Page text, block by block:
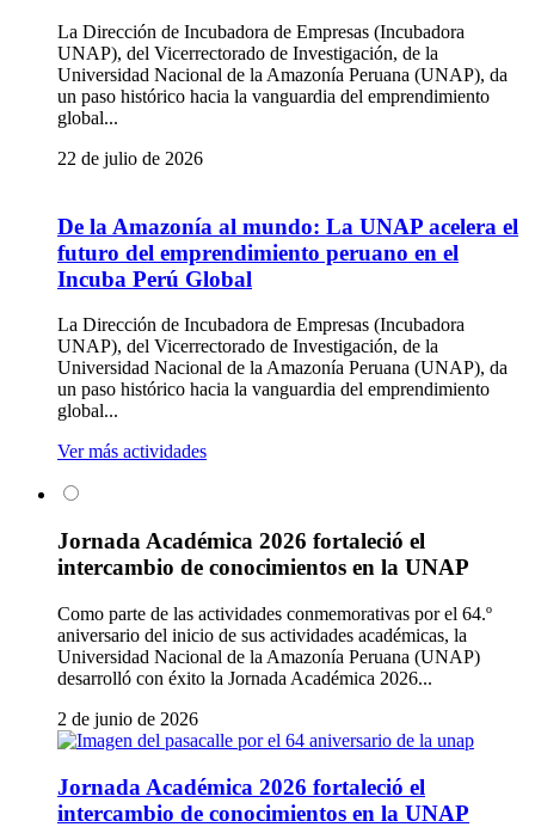
La Dirección de Incubadora de Empresas (Incubadora
UNAP), del Vicerrectorado de Investigación, de la
Universidad Nacional de la Amazonía Peruana (UNAP), da
un paso histórico hacia la vanguardia del emprendimiento
global...
22 de julio de 2026
De la Amazonía al mundo: La UNAP acelera el
futuro del emprendimiento peruano en el
Incuba Perú Global
La Dirección de Incubadora de Empresas (Incubadora
UNAP), del Vicerrectorado de Investigación, de la
Universidad Nacional de la Amazonía Peruana (UNAP), da
un paso histórico hacia la vanguardia del emprendimiento
global...
Ver más actividades
Jornada Académica 2026 fortaleció el
intercambio de conocimientos en la UNAP
Como parte de las actividades conmemorativas por el 64.º
aniversario del inicio de sus actividades académicas, la
Universidad Nacional de la Amazonía Peruana (UNAP)
desarrolló con éxito la Jornada Académica 2026...
2 de junio de 2026
Jornada Académica 2026 fortaleció el
intercambio de conocimientos en la UNAP